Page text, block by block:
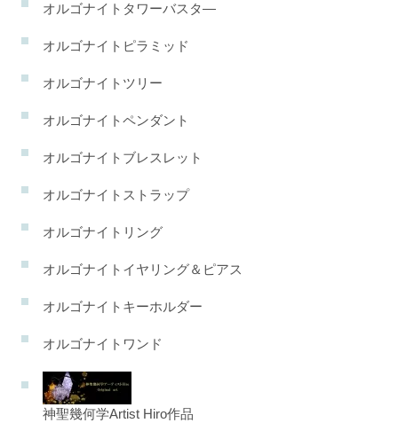
オルゴナイトタワーバスタ―
オルゴナイトピラミッド
オルゴナイトツリー
オルゴナイトペンダント
オルゴナイトブレスレット
オルゴナイトストラップ
オルゴナイトリング
オルゴナイトイヤリング＆ピアス
オルゴナイトキーホルダー
オルゴナイトワンド
神聖幾何学Artist Hiro作品